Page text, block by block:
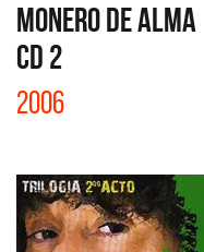
MONERO DE ALMA
CD 2
2006